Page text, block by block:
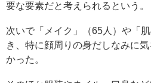
要な要素だと考えられるという。
次いで「メイク」（65人）や「
き、特に顔周りの身だしなみに
かった。